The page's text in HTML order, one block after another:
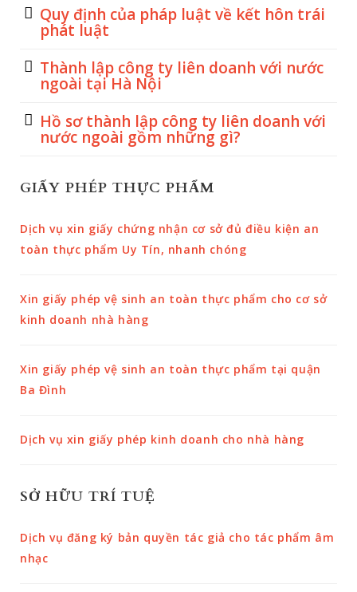
Quy định của pháp luật về kết hôn trái
phát luật
Thành lập công ty liên doanh với nước
ngoài tại Hà Nội
Hồ sơ thành lập công ty liên doanh với
nước ngoài gồm những gì?
GIẤY PHÉP THỰC PHẨM
Dịch vụ xin giấy chứng nhận cơ sở đủ điều kiện an
toàn thực phẩm Uy Tín, nhanh chóng
Xin giấy phép vệ sinh an toàn thực phẩm cho cơ sở
kinh doanh nhà hàng
Xin giấy phép vệ sinh an toàn thực phẩm tại quận
Ba Đình
Dịch vụ xin giấy phép kinh doanh cho nhà hàng
SỞ HỮU TRÍ TUỆ
Dịch vụ đăng ký bản quyền tác giả cho tác phẩm âm
nhạc